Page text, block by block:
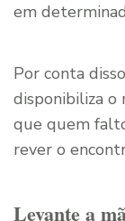
em
Por conta
disponibiliza o
que quem
rever o
Levante a